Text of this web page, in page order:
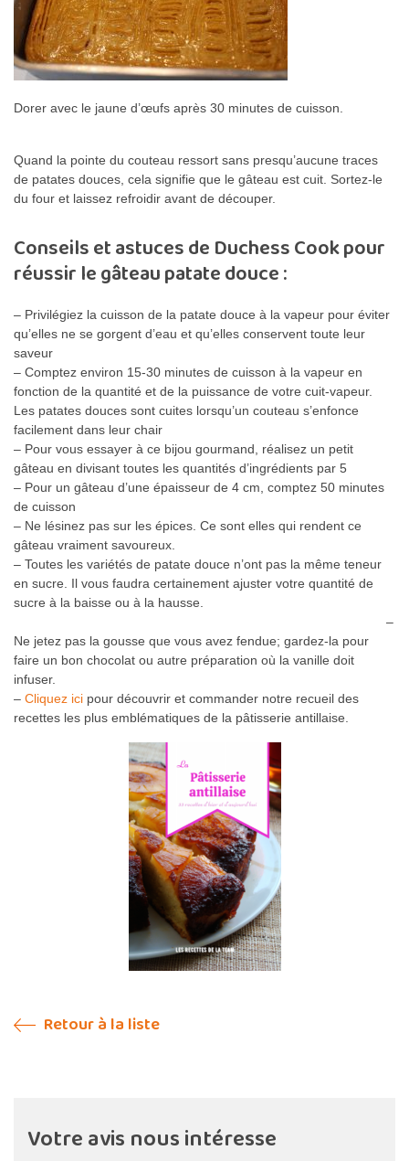
Dorer avec le jaune d’œufs après 30 minutes de cuisson.
Quand la pointe du couteau ressort sans presqu’aucune traces
de patates douces, cela signifie que le gâteau est cuit. Sortez-le
du four et laissez refroidir avant de découper.
Conseils et astuces de Duchess Cook pour
réussir le gâteau patate douce :
– Privilégiez la cuisson de la patate douce à la vapeur pour éviter
qu’elles ne se gorgent d’eau et qu’elles conservent toute leur
saveur
– Comptez environ 15-30 minutes de cuisson à la vapeur en
fonction de la quantité et de la puissance de votre cuit-vapeur.
Les patates douces sont cuites lorsqu’un couteau s’enfonce
facilement dans leur chair
– Pour vous essayer à ce bijou gourmand, réalisez un petit
gâteau en divisant toutes les quantités d’ingrédients par 5
– Pour un gâteau d’une épaisseur de 4 cm, comptez 50 minutes
de cuisson
– Ne lésinez pas sur les épices. Ce sont elles qui rendent ce
gâteau vraiment savoureux.
– Toutes les variétés de patate douce n’ont pas la même teneur
en sucre. Il vous faudra certainement ajuster votre quantité de
sucre à la baisse ou à la hausse.
–
Ne jetez pas la gousse que vous avez fendue; gardez-la pour
faire un bon chocolat ou autre préparation où la vanille doit
infuser.
– Cliquez ici pour découvrir et commander notre recueil des
recettes les plus emblématiques de la pâtisserie antillaise.
Retour à la liste
Votre avis nous intéresse